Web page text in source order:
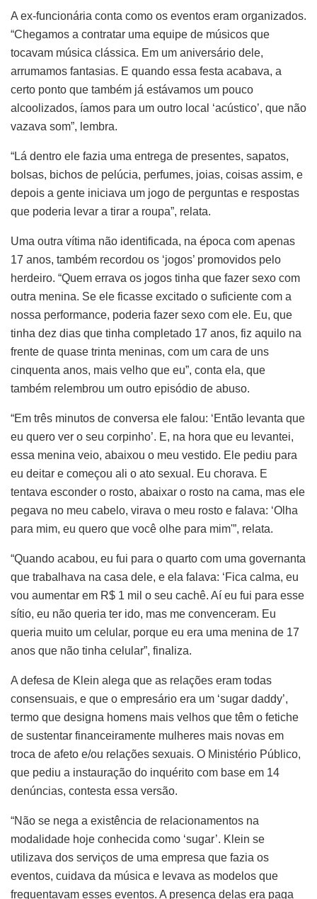
A ex-funcionária conta como os eventos eram organizados.
“Chegamos a contratar uma equipe de músicos que
tocavam música clássica. Em um aniversário dele,
arrumamos fantasias. E quando essa festa acabava, a
certo ponto que também já estávamos um pouco
alcoolizados, íamos para um outro local ‘acústico’, que não
vazava som”, lembra.
“Lá dentro ele fazia uma entrega de presentes, sapatos,
bolsas, bichos de pelúcia, perfumes, joias, coisas assim, e
depois a gente iniciava um jogo de perguntas e respostas
que poderia levar a tirar a roupa”, relata.
Uma outra vítima não identificada, na época com apenas
17 anos, também recordou os ‘jogos’ promovidos pelo
herdeiro. “Quem errava os jogos tinha que fazer sexo com
outra menina. Se ele ficasse excitado o suficiente com a
nossa performance, poderia fazer sexo com ele. Eu, que
tinha dez dias que tinha completado 17 anos, fiz aquilo na
frente de quase trinta meninas, com um cara de uns
cinquenta anos, mais velho que eu”, conta ela, que
também relembrou um outro episódio de abuso.
“Em três minutos de conversa ele falou: ‘Então levanta que
eu quero ver o seu corpinho’. E, na hora que eu levantei,
essa menina veio, abaixou o meu vestido. Ele pediu para
eu deitar e começou ali o ato sexual. Eu chorava. E
tentava esconder o rosto, abaixar o rosto na cama, mas ele
pegava no meu cabelo, virava o meu rosto e falava: ‘Olha
para mim, eu quero que você olhe para mim'”, relata.
“Quando acabou, eu fui para o quarto com uma governanta
que trabalhava na casa dele, e ela falava: ‘Fica calma, eu
vou aumentar em R$ 1 mil o seu cachê. Aí eu fui para esse
sítio, eu não queria ter ido, mas me convenceram. Eu
queria muito um celular, porque eu era uma menina de 17
anos que não tinha celular”, finaliza.
A defesa de Klein alega que as relações eram todas
consensuais, e que o empresário era um ‘sugar daddy’,
termo que designa homens mais velhos que têm o fetiche
de sustentar financeiramente mulheres mais novas em
troca de afeto e/ou relações sexuais. O Ministério Público,
que pediu a instauração do inquérito com base em 14
denúncias, contesta essa versão.
“Não se nega a existência de relacionamentos na
modalidade hoje conhecida como ‘sugar’. Klein se
utilizava dos serviços de uma empresa que fazia os
eventos, cuidava da música e levava as modelos que
frequentavam esses eventos. A presença delas era paga